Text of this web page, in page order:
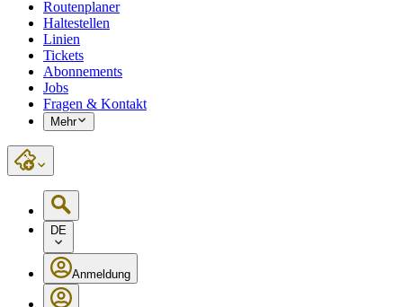
Routenplaner
Haltestellen
Linien
Tickets
Abonnements
Jobs
Fragen & Kontakt
Mehr
DE
Anmeldung